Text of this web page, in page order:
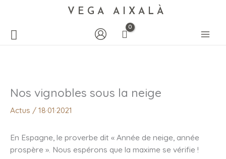
VEGA AIXALÀ
Nos vignobles sous la neige
Actus / 18·01·2021
En Espagne, le proverbe dit « Année de neige, année
prospère ». Nous espérons que la maxime se vérifie !